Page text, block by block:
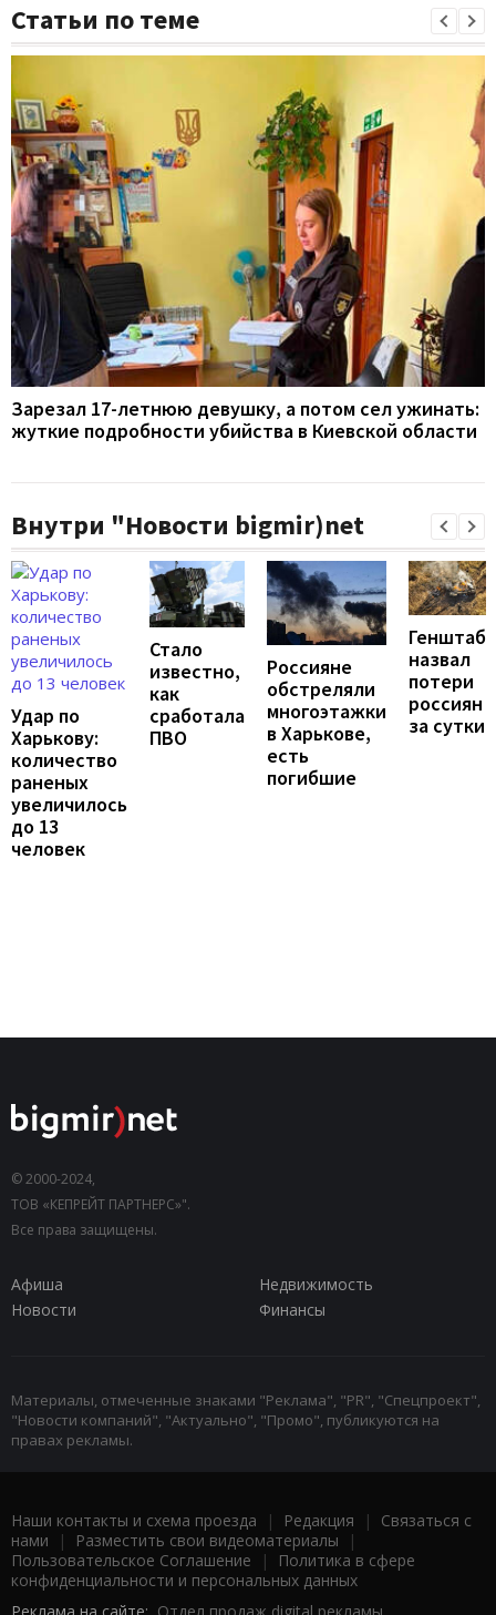
Статьи по теме
Зарезал 17-летнюю девушку, а потом сел ужинать:
жуткие подробности убийства в Киевской области
Внутри "Новости bigmir)net
Удар по
Харькову:
количество
раненых
увеличилось
до 13
человек
Стало
известно,
как
сработала
ПВО
Россияне
обстреляли
многоэтажки
в Харькове,
есть
погибшие
Генштаб
назвал
потери
россиян
за сутки
© 2000-2024,
ТОВ «КЕПРЕЙТ ПАРТНЕРС»".
Все права защищены.
Афиша
Недвижимость
Новости
Финансы
Материалы, отмеченные знаками "Реклама", "PR", "Спецпроект",
"Новости компаний", "Актуально", "Промо", публикуются на
правах рекламы.
Наши контакты и схема проезда | Редакция | Связаться с
нами | Разместить свои видеоматериалы |
Пользовательское Соглашение |
Политика в сфере
конфиденциальности и персональных данных